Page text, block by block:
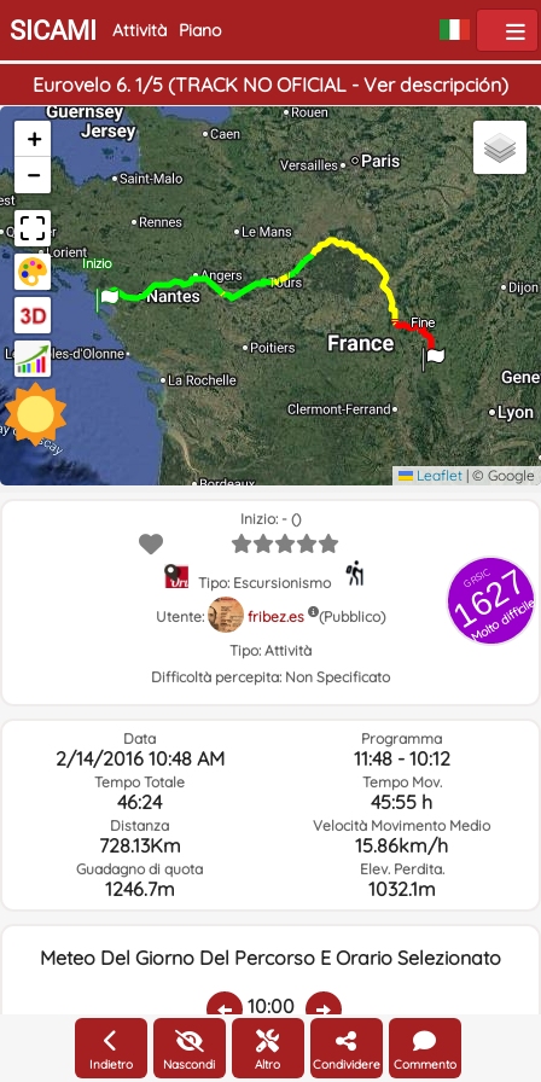
SICAMI Attività Piano
Eurovelo 6. 1/5 (TRACK NO OFICIAL - Ver descripción)
Inizio
Fine
+
−
Leaflet | © Google
GRSIC
1627
Molto difficile
Inizio: - ()
Tipo: Escursionismo
Utente:
fribez.es
(Pubblico)
Tipo: Attività
Difficoltà percepita: Non Specificato
Data
2/14/2016 10:48 AM
Tempo Totale
46:24
Distanza
728.13Km
Guadagno di quota
1246.7m
Programma
11:48 - 10:12
Tempo Mov.
45:55 h
Velocità Movimento Medio
15.86km/h
Elev. Perdita.
1032.1m
Meteo Del Giorno Del Percorso E Orario Selezionato
10:00
Temp.:Piovere:Umidità Media:Velocità Vento:Indirizzo Vento:
Indietro Nascondi Altro Condividere Commento